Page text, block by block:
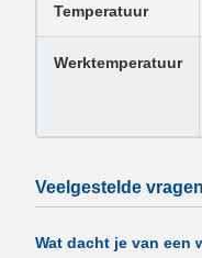
Temperatuur
Werktemperatuur
Veelgestelde vragen
Wat dacht je van een